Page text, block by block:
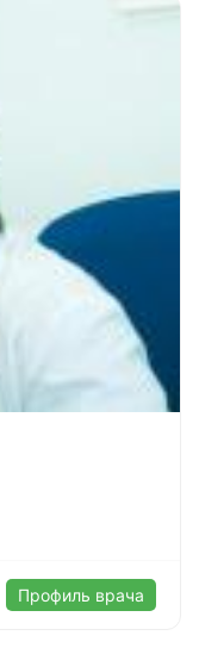
Профиль врача